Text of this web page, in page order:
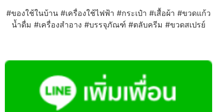
#ของใช้ในบ้าน #เครื่องใช้ไฟฟ้า #กระเป๋า #เสื้อผ้า #ขวดแก้ว
น้ำดื่ม #เครื่องสำอาง #บรรจุภัณฑ์ #ตลับครีม #ขวดสเปรย์